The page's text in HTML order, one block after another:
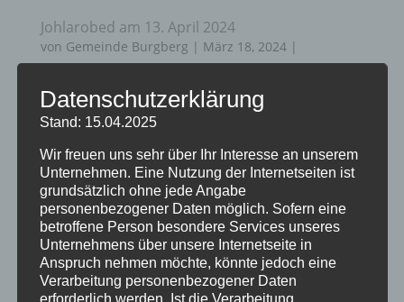
Johlarobed am 13. April 2024
von Gemeinde Burgberg | März 18, 2024|
Nach mehrjähriger Pause laden die Burgberger
Donzobed „Wenn i a Liedle sing…“ ein. Termin
ist der 13. April 2024 um 20 Uhr im Haus
Oberallgäu in Sonthofen. Für ein vielfältiges
Programm sorgen dabei wieder ausgesuchte...
Datenschutzerklärung
Stand: 15.04.2025
Wir freuen uns sehr über Ihr Interesse an unserem
Unternehmen. Eine Nutzung der Internetseiten ist
grundsätzlich ohne jede Angabe
personenbezogener Daten möglich. Sofern eine
betroffene Person besondere Services unseres
Unternehmens über unsere Internetseite in
Anspruch nehmen möchte, könnte jedoch eine
Verarbeitung personenbezogener Daten
erforderlich werden. Ist die Verarbeitung